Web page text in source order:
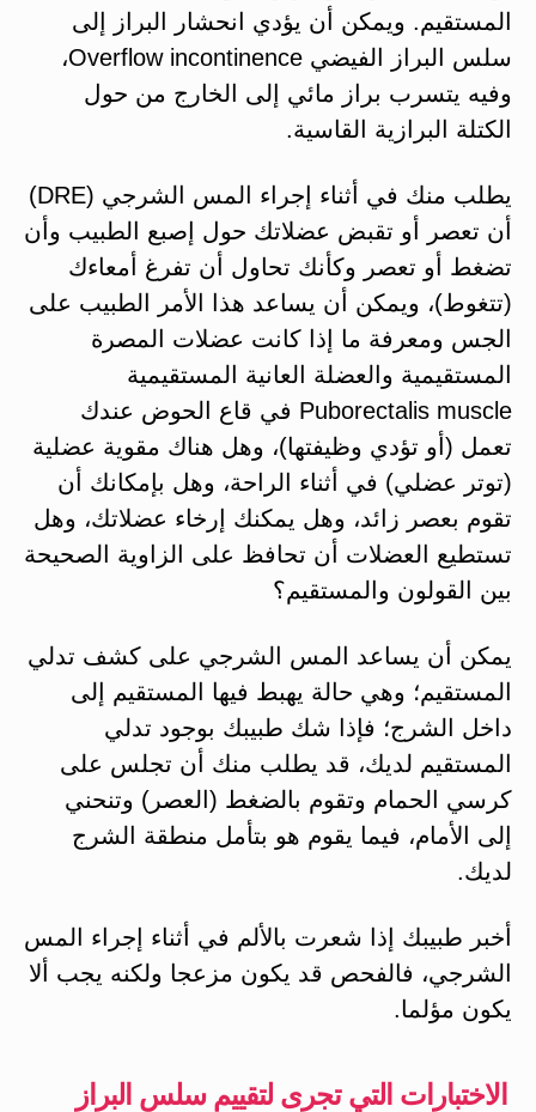
المستقيم. ويمكن أن يؤدي انحشار البراز إلى
سلس البراز الفيضي Overflow incontinence،
وفيه يتسرب براز مائي إلى الخارج من حول
الكتلة البرازية القاسية.
يطلب منك في أثناء إجراء المس الشرجي (DRE)
أن تعصر أو تقبض عضلاتك حول إصبع الطبيب وأن
تضغط أو تعصر وكأنك تحاول أن تفرغ أمعاءك
(تتغوط)، ويمكن أن يساعد هذا الأمر الطبيب على
الجس ومعرفة ما إذا كانت عضلات المصرة
المستقيمية والعضلة العانية المستقيمية
Puborectalis muscle في قاع الحوض عندك
تعمل (أو تؤدي وظيفتها)، وهل هناك مقوية عضلية
(توتر عضلي) في أثناء الراحة، وهل بإمكانك أن
تقوم بعصر زائد، وهل يمكنك إرخاء عضلاتك، وهل
تستطيع العضلات أن تحافظ على الزاوية الصحيحة
بين القولون والمستقيم؟
يمكن أن يساعد المس الشرجي على كشف تدلي
المستقيم؛ وهي حالة يهبط فيها المستقيم إلى
داخل الشرج؛ فإذا شك طبيبك بوجود تدلي
المستقيم لديك، قد يطلب منك أن تجلس على
كرسي الحمام وتقوم بالضغط (العصر) وتنحني
إلى الأمام، فيما يقوم هو بتأمل منطقة الشرج
لديك.
أخبر طبيبك إذا شعرت بالألم في أثناء إجراء المس
الشرجي، فالفحص قد يكون مزعجا ولكنه يجب ألا
يكون مؤلما.
الاختبارات التي تجرى لتقييم سلس البراز